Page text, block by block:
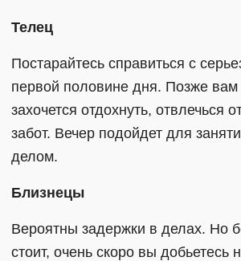
Телец
Постарайтесь справиться с
первой половине дня. Позже вам
захочется отдохнуть, отвлечься
забот. Вечер подойдет для
делом.
Близнецы
Вероятны задержки в делах. Но
стоит, очень скоро вы добьетесь